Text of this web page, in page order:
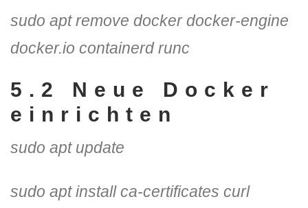
sudo apt remove docker docker-engine
docker.io containerd runc
5.2 Neue Docker
einrichten
sudo apt update
sudo apt install ca-certificates curl